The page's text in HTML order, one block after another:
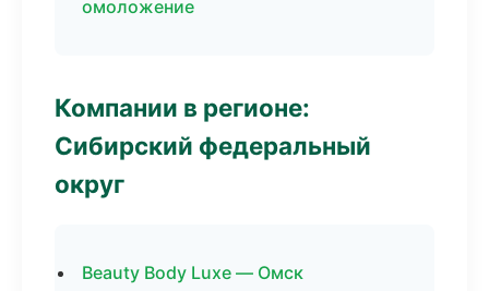
омоложение
Компании в регионе:
Сибирский федеральный
округ
Beauty Body Luxe — Омск